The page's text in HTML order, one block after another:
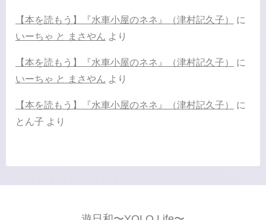
【本を読もう】『水車小屋のネネ』（津村記久子）
に
いーちゃ と まさやん より
【本を読もう】『水車小屋のネネ』（津村記久子）
に
いーちゃ と まさやん より
【本を読もう】『水車小屋のネネ』（津村記久子）
に
とん子 より